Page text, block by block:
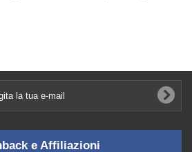
e Affiliazioni